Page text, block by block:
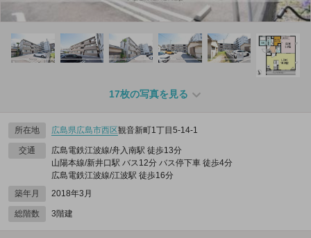
17枚の写真を見る
所在地 広島県広島市西区観音新町1丁目5-14‐1
交通
広島電鉄江波線/舟入南駅 徒歩13分
山陽本線/新井口駅 バス12分 バス停下車 徒歩4分
広島電鉄江波線/江波駅 徒歩16分
築年月
2018年3月
総階数 3階建